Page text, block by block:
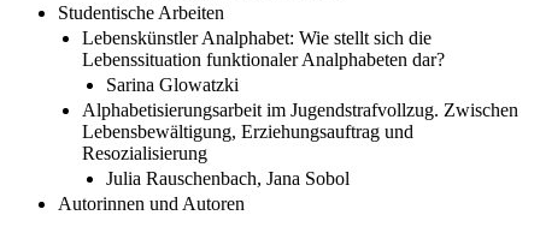
Studentische Arbeiten
Lebenskünstler Analphabet: Wie stellt sich die
Lebenssituation funktionaler Analphabeten dar?
Sarina Glowatzki
Alphabetisierungsarbeit im Jugendstrafvollzug. Zwischen
Lebensbewältigung, Erziehungsauftrag und
Resozialisierung
Julia Rauschenbach, Jana Sobol
Autorinnen und Autoren